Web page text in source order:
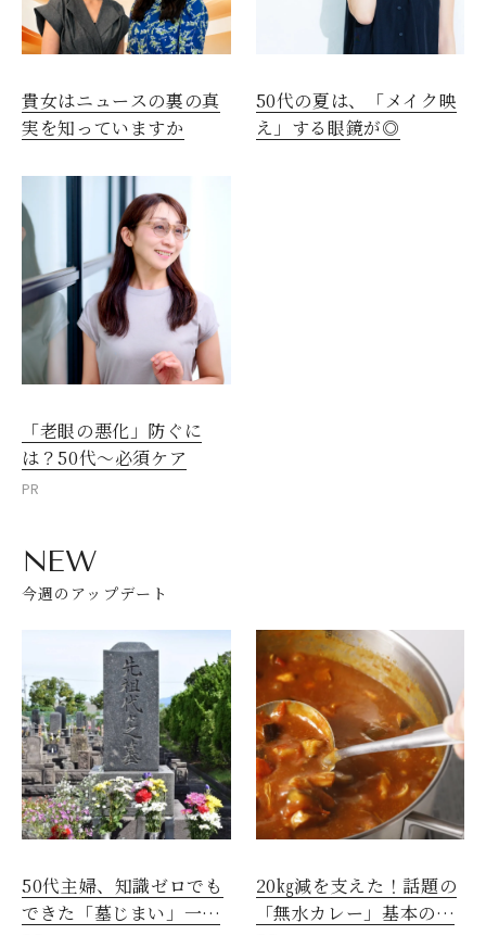
貴女はニュースの裏の真
実を知っていますか
50代の夏は、「メイク映
え」する眼鏡が◎
「老眼の悪化」防ぐに
は？50代～必須ケア
PR
NEW
今週のアップデート
50代主婦、知識ゼロでも
できた「墓じまい」一つ
20㎏減を支えた！話題の
「無水カレー」基本の作